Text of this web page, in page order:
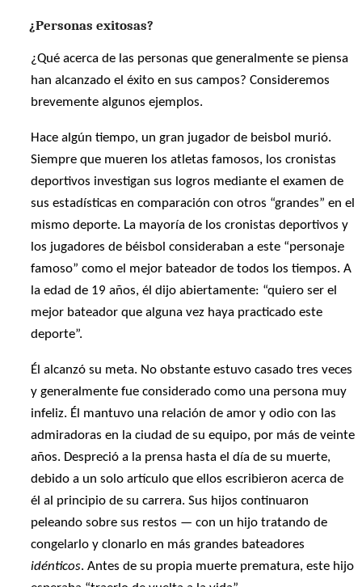
¿Personas exitosas?
¿Qué acerca de las personas que generalmente se piensa
han alcanzado el éxito en sus campos? Consideremos
brevemente algunos ejemplos.
Hace algún tiempo, un gran jugador de beisbol murió.
Siempre que mueren los atletas famosos, los cronistas
deportivos investigan sus logros mediante el examen de
sus estadísticas en comparación con otros “grandes” en el
mismo deporte. La mayoría de los cronistas deportivos y
los jugadores de béisbol consideraban a este “personaje
famoso” como el mejor bateador de todos los tiempos. A
la edad de 19 años, él dijo abiertamente: “quiero ser el
mejor bateador que alguna vez haya practicado este
deporte”.
Él alcanzó su meta. No obstante estuvo casado tres veces
y generalmente fue considerado como una persona muy
infeliz. Él mantuvo una relación de amor y odio con las
admiradoras en la ciudad de su equipo, por más de veinte
años. Despreció a la prensa hasta el día de su muerte,
debido a un solo artículo que ellos escribieron acerca de
él al principio de su carrera. Sus hijos continuaron
peleando sobre sus restos — con un hijo tratando de
congelarlo y clonarlo en más grandes bateadores
idénticos. Antes de su propia muerte prematura, este hijo